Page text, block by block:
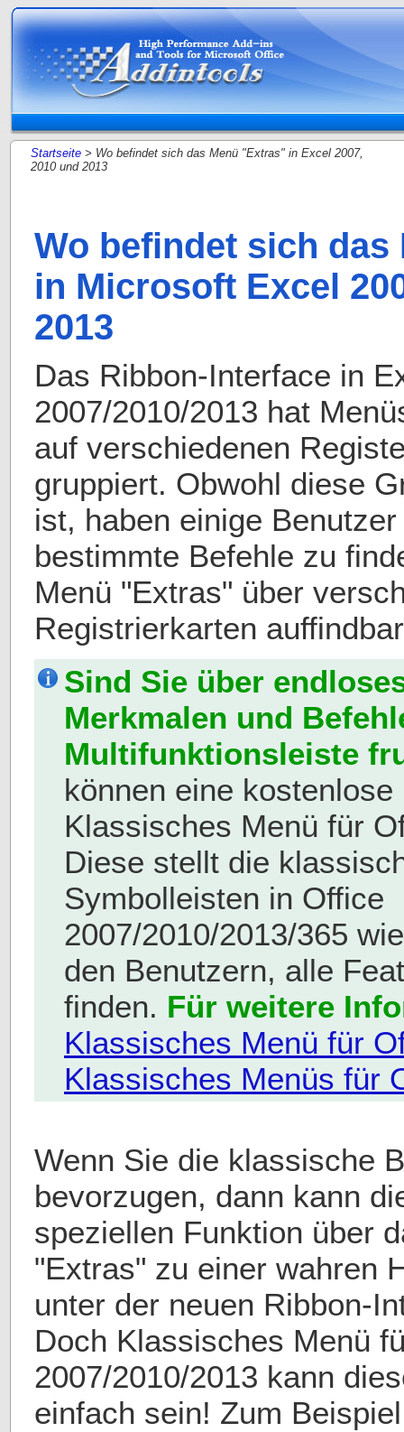
Startseite > Wo befindet sich das Menü "Extras" in Excel 2007,
2010 und 2013
Wo befindet sich
in Microsoft Excel
2013
Das Ribbon-Interface in
2007/2010/2013 hat
auf verschiedenen
gruppiert. Obwohl diese
ist, haben einige
bestimmte Befehle zu
Menü "Extras" über
Registrierkarten
Sind Sie über
Merkmalen und
Multifunktionsleiste
können eine
Klassisches Menü für
Diese stellt die
Symbolleisten in Office
2007/2010/2013/365
den Benutzern, alle
finden. Für weitere
Klassisches Menü für
Klassisches Menüs für
Wenn Sie die klassische
bevorzugen, dann kann
speziellen Funktion über
"Extras" zu einer wahren
unter der neuen Ribbon-
Doch Klassisches Menü
2007/2010/2013 kann
einfach sein! Zum